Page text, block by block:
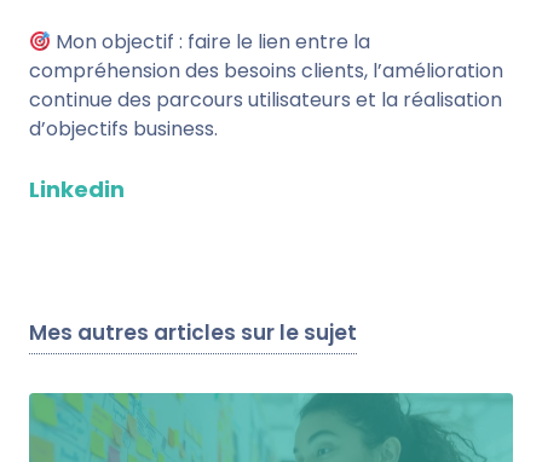
Mon objectif : faire le lien entre la
compréhension des besoins clients, l’amélioration
continue des parcours utilisateurs et la réalisation
d’objectifs business.
Linkedin
Mes autres articles sur le sujet